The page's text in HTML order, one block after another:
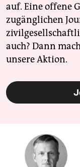
auf. Eine offene
zugänglichen
auch? Dann
unsere Aktion.